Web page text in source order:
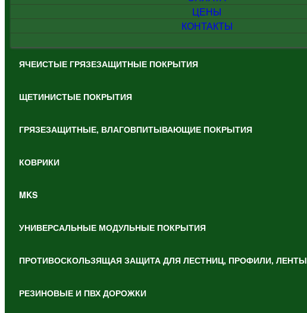
ЦЕНЫ
КОНТАКТЫ
ЯЧЕИСТЫЕ ГРЯЗЕЗАЩИТНЫЕ ПОКРЫТИЯ
ЩЕТИНИСТЫЕ ПОКРЫТИЯ
ГРЯЗЕЗАЩИТНЫЕ, ВЛАГОВПИТЫВАЮЩИЕ ПОКРЫТИЯ
КОВРИКИ
MKS
УНИВЕРСАЛЬНЫЕ МОДУЛЬНЫЕ ПОКРЫТИЯ
ПРОТИВОСКОЛЬЗЯЩАЯ ЗАЩИТА ДЛЯ ЛЕСТНИЦ, ПРОФИЛИ, ЛЕНТЫ
РЕЗИНОВЫЕ И ПВХ ДОРОЖКИ